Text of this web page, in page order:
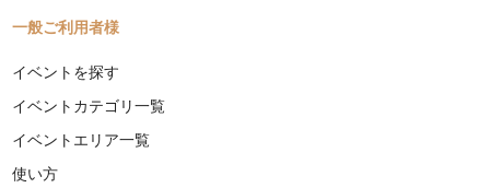
一般ご利用者様
イベントを探す
イベントカテゴリ一覧
イベントエリア一覧
使い方